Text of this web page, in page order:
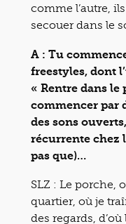
comme l’autre,
secouer dans le
A : Tu
freestyles, dont
« Rentre dans le
commencer par
des sons
récurrente chez
pas que)…
SLZ : Le porche,
quartier, où je
des regards,